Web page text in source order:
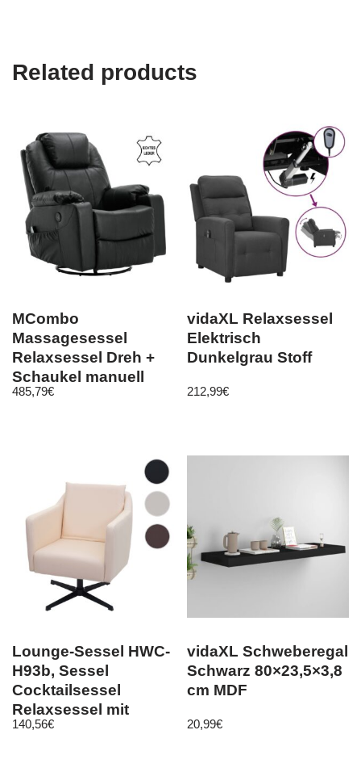
Related products
MCombo
Massagesessel
Relaxsessel Dreh +
Schaukel manuell
verstellbar Echtleder
485,79€
vidaXL Relaxsessel
Elektrisch
Dunkelgrau Stoff
212,99€
Lounge-Sessel HWC-
H93b, Sessel
Cocktailsessel
Relaxsessel mit
Fußkreuz, drehbar
140,56€
vidaXL Schweberegal
Schwarz 80×23,5×3,8
cm MDF
20,99€